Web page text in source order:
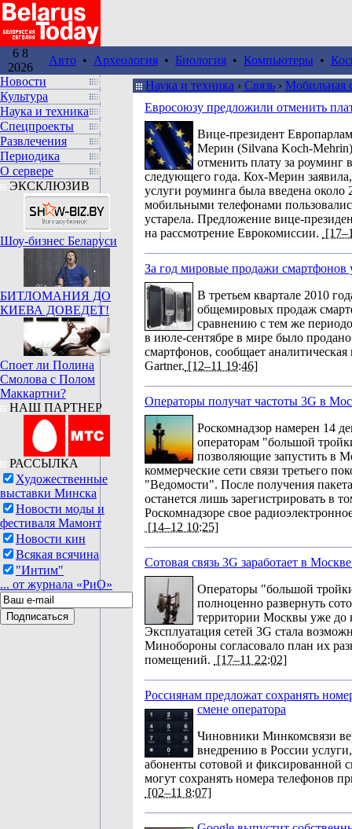
6 8
2026
Авто • Археология • Биология • Компьютеры •
Новости
Культура
Наука и техника
Спецпроекты
Развлечения
Периодика
О сервере
ЭКСКЛЮЗИВ
Шоу-бизнес Беларуси
БИТЛОМАНИЯ ДО
КИЕВА ДОВЕДЕТ!
Споет ли Полина
Смолова с Полом
Маккартни?
НАШ ПАРТНЕР
РАССЫЛКА
Художественные
выставки Минска
Новости моды и
фестиваля Мамонт
Новости кин
Всякая всячина
"Интим"
... от журнала «РиО»
Наука и техника › Связь › Мобильная
Евросоюзу предложили отменить
Вице-президент
Мерин (Silvana Koch-
отменить плату за роуминг
следующего года. Кох-Мерин заявила,
услуги роуминга была введена около
мобильными телефонами
устарела. Предложение вице-
на рассмотрение Еврокомиссии.
За год мировые продажи смартфонов
В третьем квартале 2010
общемировых продаж
сравнению с тем же
в июле-сентябре в мире было
смартфонов, сообщает
Gartner. [12–11 19:46]
Операторы получат частоты 3G в
Роскомнадзор намерен 14
операторам "большой
позволяющие запустить в
коммерческие сети связи третьего
"Ведомости". После получения
останется лишь зарегистрировать в
Роскомнадзоре свое
[14–12 10:25]
Сотовая связь 3G заработает в
Операторы "большой
полноценно развернуть
территории Москвы уже до
Эксплуатация сетей 3G стала
Минобороны согласовало план их
помещений. [17–11 22:02]
Россиянам предложат сохранять
смене оператора
Чиновники Минкомсвязи
внедрению в России
абоненты сотовой и фиксированной
могут сохранять номера телефонов
[02–11 8:07]